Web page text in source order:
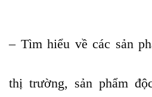
– Tìm hiểu về các sản
thị trường, sản phẩm